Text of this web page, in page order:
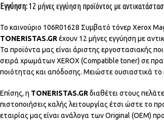
Εγγύηση: 12 μήνες εγγύηση προϊόντος με
Το καινούριο 106R01628 Συμβατό τόνερ Xerox
TONERISTAS.GR έχουν 12 μήνες εγγύηση με
Τα προϊόντα μας είναι άριστης εργοστασιακής
σειρά χρωμάτων XEROX (Compatible toner) σε
ποιότητας και απόδοσης. Μειώστε ουσιαστικά
Επίσης, η TONERISTAS.GR διαθέτει στους
πιστοποιήσεις καλής λειτουργίας έτσι ώστε το
εταιρίας μας είναι ανάλογα των Original (OEM)